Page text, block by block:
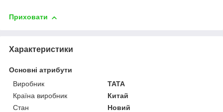
Приховати
Характеристики
Основні атрибути
Виробник
TATA
Країна виробник
Китай
Стан
Новий